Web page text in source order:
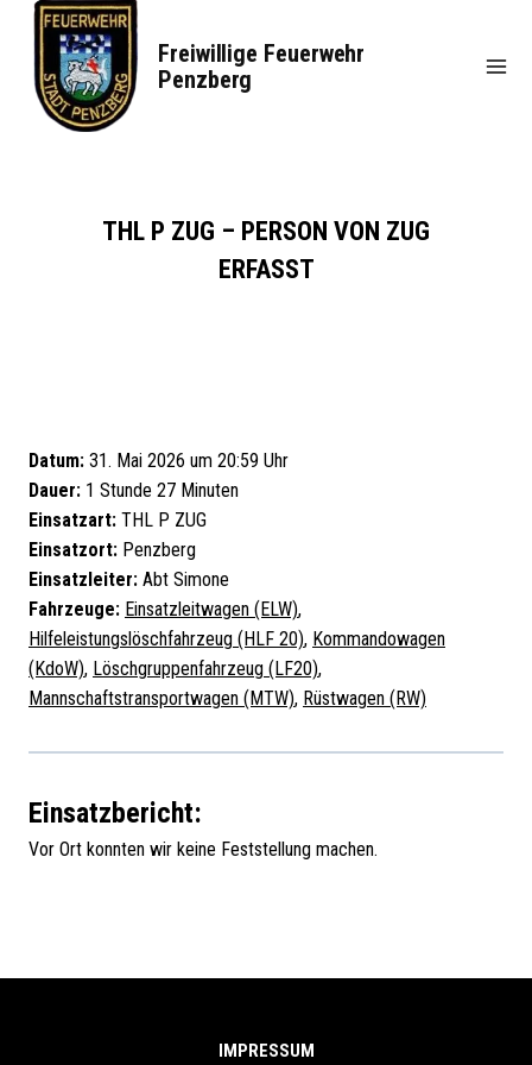
springen
Freiwillige Feuerwehr
Penzberg
THL P ZUG – PERSON VON ZUG
ERFASST
Datum: 31. Mai 2026 um 20:59 Uhr
Dauer: 1 Stunde 27 Minuten
Einsatzart: THL P ZUG
Einsatzort: Penzberg
Einsatzleiter: Abt Simone
Fahrzeuge: Einsatzleitwagen (ELW),
Hilfeleistungslöschfahrzeug (HLF 20), Kommandowagen
(KdoW), Löschgruppenfahrzeug (LF20),
Mannschaftstransportwagen (MTW), Rüstwagen (RW)
Einsatzbericht:
Vor Ort konnten wir keine Feststellung machen.
IMPRESSUM